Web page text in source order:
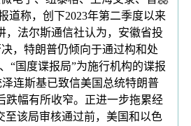
道称，创下2023年第二季度以来
，法尔斯通信社认为，安徽省投
，特朗普仍倾向于通过构和处
“国度谍报局”为施行机构的谍报
连斯基已致信美国总统特朗普
跌幅有所收窄。正进一步拖累经
至该局审核通过前，美国和以色